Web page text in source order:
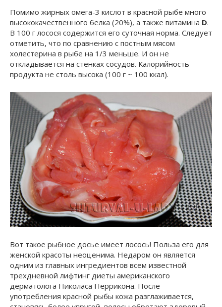
Помимо жирных омега-3 кислот в красной рыбе много
высококачественного белка (20%), а также витамина D.
В 100 г лосося содержится его суточная норма. Следует
отметить, что по сравнению с постным мясом
холестерина в рыбе на 1/3 меньше. И он не
откладывается на стенках сосудов. Калорийность
продукта не столь высока (100 г ~ 100 ккал).
Вот такое рыбное досье имеет лосось! Польза его для
женской красоты неоценима. Недаром он является
одним из главных ингредиентов всем известной
трехдневной лифтинг диеты американского
дерматолога Николаса Перрикона. После
употребления красной рыбы кожа разглаживается,